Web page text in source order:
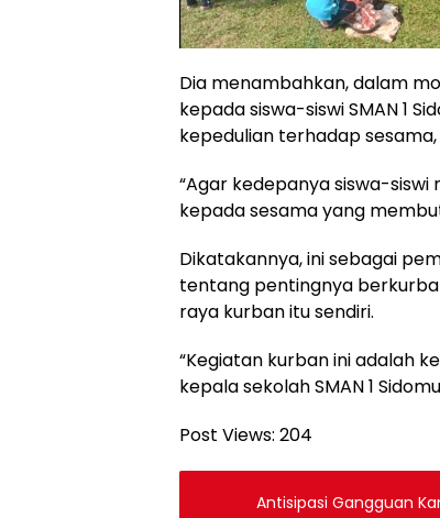
Dia menambahkan, dalam
kepada siswa-siswi SMAN 1
kepedulian terhadap
“Agar kedepanya siswa-
kepada sesama yang
Dikatakannya, ini sebagai
tentang pentingnya
raya kurban itu sendiri.
“Kegiatan kurban ini adalah
kepala sekolah SMAN 1
Post Views: 204
Antisipasi Gangguan